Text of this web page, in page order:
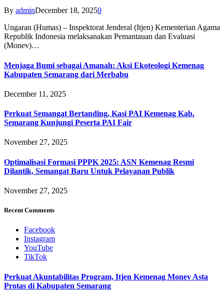
By adminDecember 18, 20250
Ungaran (Humas) – Inspektorat Jenderal (Itjen) Kementerian Agama
Republik Indonesia melaksanakan Pemantauan dan Evaluasi
(Monev)…
Menjaga Bumi sebagai Amanah: Aksi Ekoteologi Kemenag
Kabupaten Semarang dari Merbabu
December 11, 2025
Perkuat Semangat Bertanding, Kasi PAI Kemenag Kab.
Semarang Kunjungi Peserta PAI Fair
November 27, 2025
Optimalisasi Formasi PPPK 2025: ASN Kemenag Resmi
Dilantik, Semangat Baru Untuk Pelayanan Publik
November 27, 2025
Recent Comments
Facebook
Instagram
YouTube
TikTok
Perkuat Akuntabilitas Program, Itjen Kemenag Monev Asta
Protas di Kabupaten Semarang